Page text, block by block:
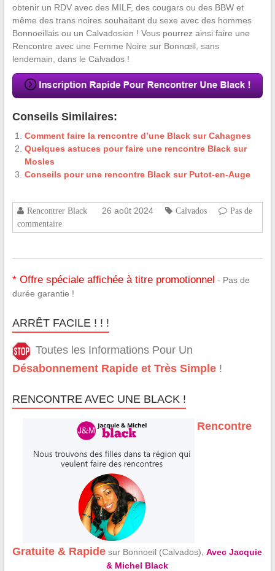
obtenir un RDV avec des MILF, des cougars ou des BBW et
même des trans noires souhaitant du sexe avec des hommes
Bonnoeillais ou un Calvadosien ! Vous pourrez ainsi faire une
Rencontre avec une Femme Noire sur Bonnœil, sans
lendemain, dans le Calvados !
Conseils Similaires:
Comment faire la rencontre d’une Black sur Cahagnes
Quelques astuces pour faire une rencontre Black sur
Mosles
Conseils pour une rencontre Black sur Putot-en-Auge
Rencontrer Black 26 août 2024 Calvados
Pas de
commentaire
* Offre spéciale affichée à titre promotionnel - Pas de
durée garantie !
ARRÊT FACILE ! ! !
Toutes les Informations Pour Un
Désabonnement Rapide et Très Simple!
RENCONTRE AVEC UNE BLACK !
Rencontre
Gratuite & Rapide sur Bonnoeil (Calvados),Avec Jacquie
& Michel Black